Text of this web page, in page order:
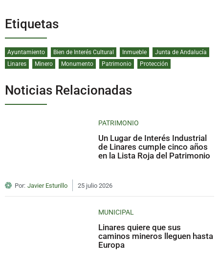
Etiquetas
Ayuntamiento Bien de Interés Cultural Inmueble
Junta de Andalucía
Linares
Minero Monumento Patrimonio Protección
Noticias Relacionadas
PATRIMONIO
Un Lugar de Interés Industrial
de Linares cumple cinco años
en la Lista Roja del Patrimonio
Por: Javier Esturillo 25 julio 2026
MUNICIPAL
Linares quiere que sus
caminos mineros lleguen hasta
Europa